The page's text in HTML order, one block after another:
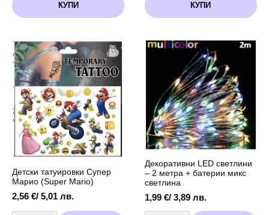
КУПИ КУПИ
Детски татуировки Супер
Марио (Super Mario)
2,56 €/ 5,01 лв.
Декоративни LED светлини
– 2 метра + батерии микс
светлина
1,99 €/ 3,89 лв.